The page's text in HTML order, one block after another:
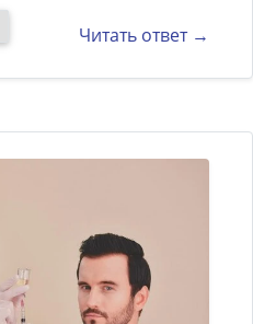
Читать ответ →